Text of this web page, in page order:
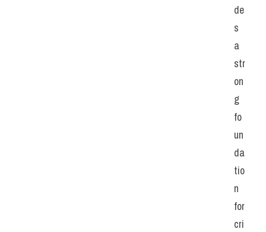
de
s
a
str
on
g
fo
un
da
tio
n
for
cri